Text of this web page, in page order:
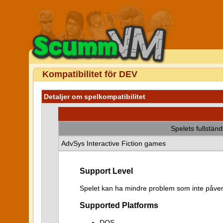
Kompatibilitet för DEV
Detaljer om spelkompatibilitet
Spelets
AdvSys Interactive Fiction games
Support Level
Spelet kan ha mindre problem som inte
Supported Platforms